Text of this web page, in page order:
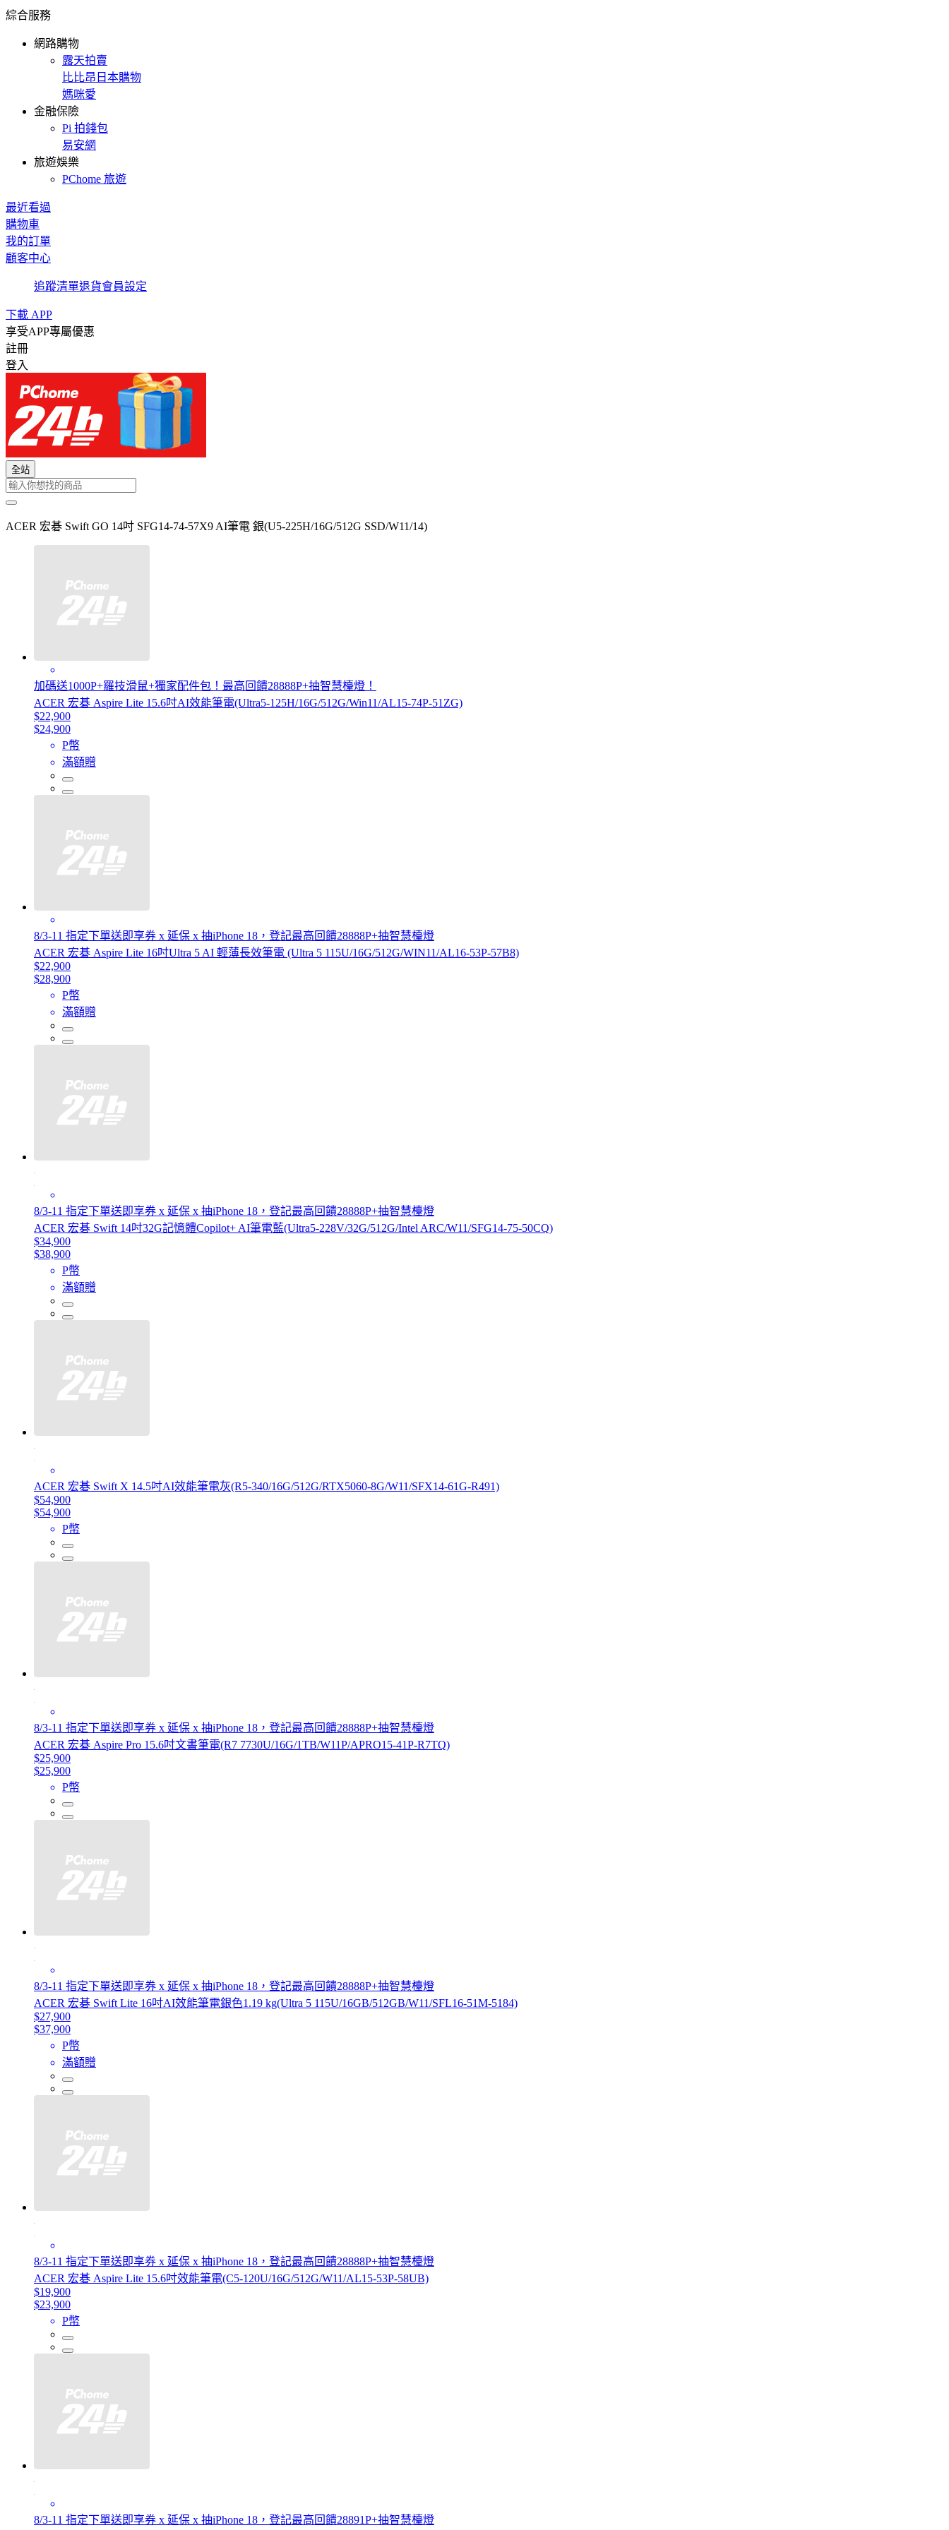
綜合服務
網路購物
露天拍賣
比比昂日本購物
媽咪愛
金融保險
Pi 拍錢包
易安網
旅遊娛樂
PChome 旅遊
最近看過
購物車
我的訂單
顧客中心
追蹤清單退貨會員設定
下載 APP
享受APP專屬優惠
註冊
登入
全站
ACER 宏碁 Swift GO 14吋 SFG14-74-57X9 AI筆電 銀(U5-225H/16G/512G SSD/W11/14)
加碼送1000P+羅技滑鼠+獨家配件包！最高回饋28888P+抽智慧檯燈！
ACER 宏碁 Aspire Lite 15.6吋AI效能筆電(Ultra5-125H/16G/512G/Win11/AL15-74P-51ZG)
$22,900
$24,900
P幣
滿額贈
8/3-11 指定下單送即享券 x 延保 x 抽iPhone 18，登記最高回饋28888P+抽智慧檯燈
ACER 宏碁 Aspire Lite 16吋Ultra 5 AI 輕薄長效筆電 (Ultra 5 115U/16G/512G/WIN11/AL16-53P-57B8)
$22,900
$28,900
P幣
滿額贈
8/3-11 指定下單送即享券 x 延保 x 抽iPhone 18，登記最高回饋28888P+抽智慧檯燈
ACER 宏碁 Swift 14吋32G記憶體Copilot+ AI筆電藍(Ultra5-228V/32G/512G/Intel ARC/W11/SFG14-75-50CQ)
$34,900
$38,900
P幣
滿額贈
ACER 宏碁 Swift X 14.5吋AI效能筆電灰(R5-340/16G/512G/RTX5060-8G/W11/SFX14-61G-R491)
$54,900
$54,900
P幣
8/3-11 指定下單送即享券 x 延保 x 抽iPhone 18，登記最高回饋28888P+抽智慧檯燈
ACER 宏碁 Aspire Pro 15.6吋文書筆電(R7 7730U/16G/1TB/W11P/APRO15-41P-R7TQ)
$25,900
$25,900
P幣
8/3-11 指定下單送即享券 x 延保 x 抽iPhone 18，登記最高回饋28888P+抽智慧檯燈
ACER 宏碁 Swift Lite 16吋AI效能筆電銀色1.19 kg(Ultra 5 115U/16GB/512GB/W11/SFL16-51M-5184)
$27,900
$37,900
P幣
滿額贈
8/3-11 指定下單送即享券 x 延保 x 抽iPhone 18，登記最高回饋28888P+抽智慧檯燈
ACER 宏碁 Aspire Lite 15.6吋效能筆電(C5-120U/16G/512G/W11/AL15-53P-58UB)
$19,900
$23,900
P幣
8/3-11 指定下單送即享券 x 延保 x 抽iPhone 18，登記最高回饋28891P+抽智慧檯燈